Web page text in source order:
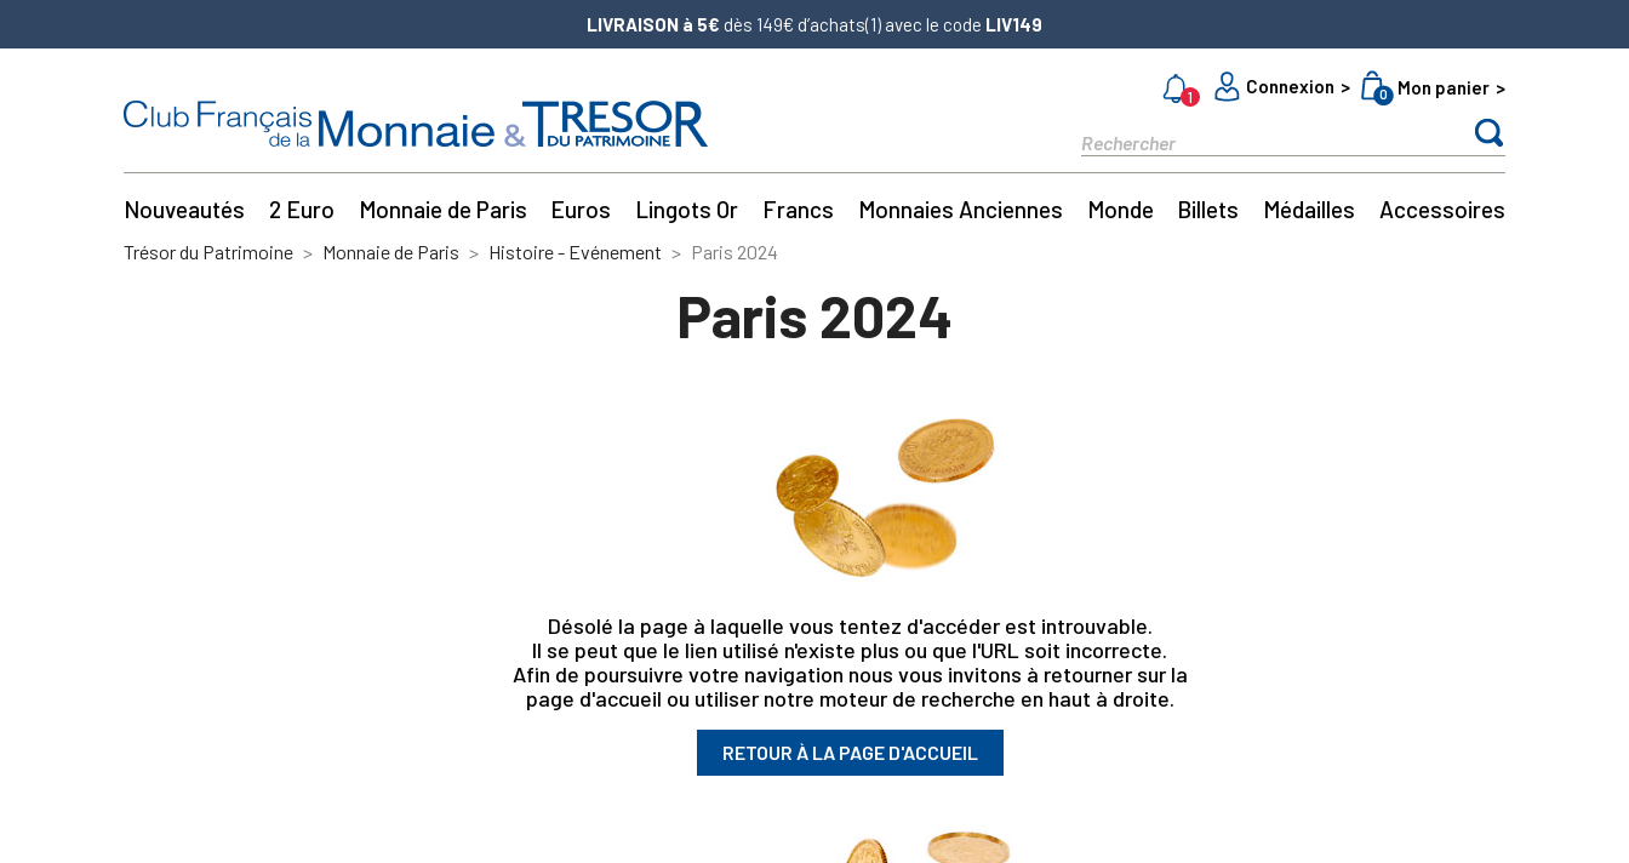
LIVRAISON à 5€ dès 149€ d’achats(1) avec le code LIV149
1
Connexion 0 Mon panier
Nouveautés 2 Euro Monnaie de Paris Euros Lingots Or Francs Monnaies Anciennes Monde Billets Médailles Accessoires
Trésor du Patrimoine Monnaie de Paris Histoire - Evénement Paris 2024
Paris 2024
Désolé la page à laquelle vous tentez d'accéder est introuvable.
Il se peut que le lien utilisé n'existe plus ou que l'URL soit incorrecte.
Afin de poursuivre votre navigation nous vous invitons à retourner sur la
page d'accueil ou utiliser notre moteur de recherche en haut à droite.
RETOUR À LA PAGE D'ACCUEIL